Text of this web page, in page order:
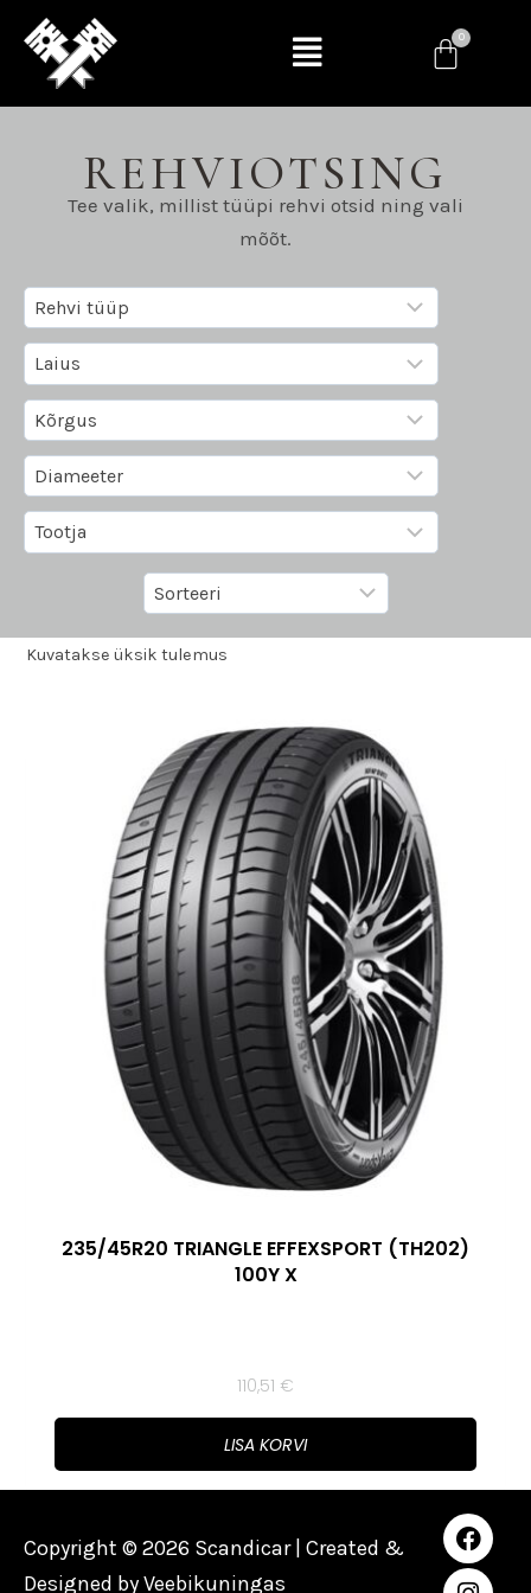
REHVIOTSING
Tee valik, millist tüüpi rehvi otsid ning vali
mõõt.
Kuvatakse üksik tulemus
235/45R20 TRIANGLE EFFEXSPORT (TH202)
100Y X
110,51 €
LISA KORVI
Copyright © 2026 Scandicar | Created &
Designed byVeebikuningas